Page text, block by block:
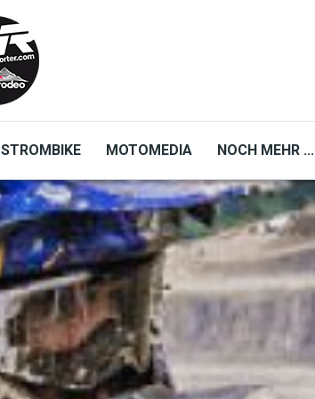
STROMBIKE MOTOMEDIA NOCH MEHR ...